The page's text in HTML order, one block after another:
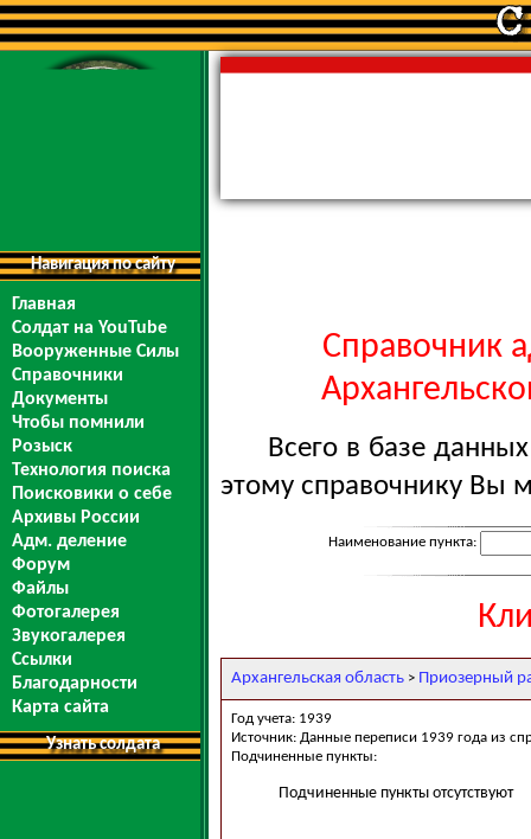
Навигация по сайту
Главная
Солдат на YouTube
Вооруженные Силы
Справочники
Документы
Чтобы помнили
Розыск
Технология поиска
Поисковики о себе
Архивы России
Адм. деление
Форум
Файлы
Фотогалерея
Звукогалерея
Ссылки
Благодарности
Карта сайта
Узнать солдата
Справочник
Всего в базе
этому справочнику Вы
Наименование пункта:
Архангельская область > Приозерный
Год учета: 1939
Источник: Данные переписи 1939 года из
Подчиненные пункты:
Подчиненные пункты отсутствуют